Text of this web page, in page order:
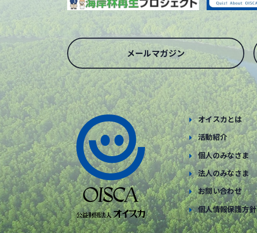
メールマガジン
オイスカとは
活動紹介
個人のみなさま
法人のみなさま
お問い合わせ
個人情報保護方針